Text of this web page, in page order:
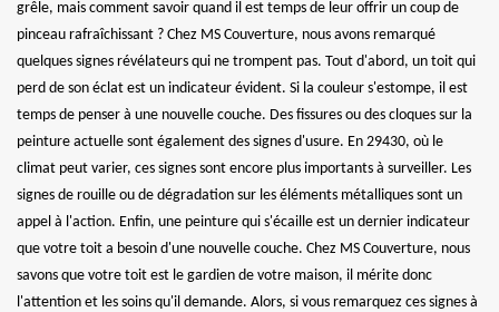
grêle, mais comment savoir quand il est temps de leur offrir un coup de
pinceau rafraîchissant ? Chez MS Couverture, nous avons remarqué
quelques signes révélateurs qui ne trompent pas. Tout d'abord, un toit qui
perd de son éclat est un indicateur évident. Si la couleur s'estompe, il est
temps de penser à une nouvelle couche. Des fissures ou des cloques sur la
peinture actuelle sont également des signes d'usure. En 29430, où le
climat peut varier, ces signes sont encore plus importants à surveiller. Les
signes de rouille ou de dégradation sur les éléments métalliques sont un
appel à l'action. Enfin, une peinture qui s'écaille est un dernier indicateur
que votre toit a besoin d'une nouvelle couche. Chez MS Couverture, nous
savons que votre toit est le gardien de votre maison, il mérite donc
l'attention et les soins qu'il demande. Alors, si vous remarquez ces signes à